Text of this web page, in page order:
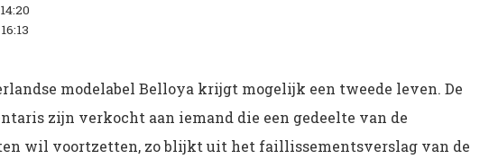
modelabel Belloya krijgt mogelijk een tweede leven. De
zijn verkocht aan iemand die een gedeelte van de
wil voortzetten, zo blijkt uit het faillissementsverslag van de